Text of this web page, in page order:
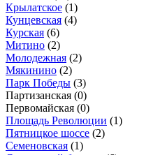
Крылатское (1)
Кунцевская (4)
Курская (6)
Митино (2)
Молодежная (2)
Мякинино (2)
Парк Победы (3)
Партизанская (0)
Первомайская (0)
Площадь Революции (1)
Пятницкое шоссе (2)
Семеновская (1)